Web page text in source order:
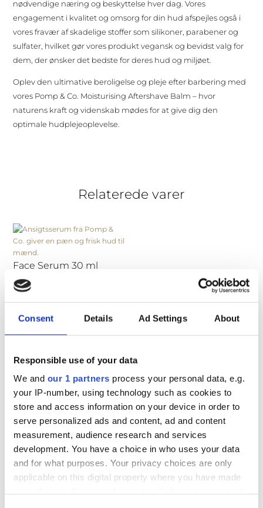
Consent Details Ad Settings About
Responsible use of your data
We and our 1 partners process your personal data, e.g.
your IP-number, using technology such as cookies to
store and access information on your device in order to
serve personalized ads and content, ad and content
measurement, audience research and services
development. You have a choice in who uses your data
and for what purposes. Your privacy choices are only
applicable on this digital property where you have made
nødvendige næring og beskyttelse hver dag. Vores
engagement i kvalitet og omsorg for din hud afspejles også i
vores fravær af skadelige stoffer som silikoner, parabener og
sulfater, hvilket gør vores produkt vegansk og bevidst valg for
dem, der ønsker det bedste for deres hud og miljøet.
Oplev den ultimative beroligelse og pleje efter barbering med
vores Pomp & Co. Moisturising Aftershave Balm – hvor
naturens kraft og videnskab mødes for at give dig den
optimale hudplejeoplevelse.
Relaterede varer
Face Serum 30 ml
249,95
100 ml
oprindelige
pris
var:
249,95 kr..
aktuelle
pris
er:
199,95 kr..
Beard Oil 30 ml
249,95kr.